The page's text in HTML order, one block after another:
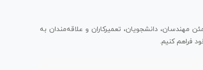
مهندسان، دانشجویان، تعمیرکاران و علاقه‌مندان به
فراهم کنیم.